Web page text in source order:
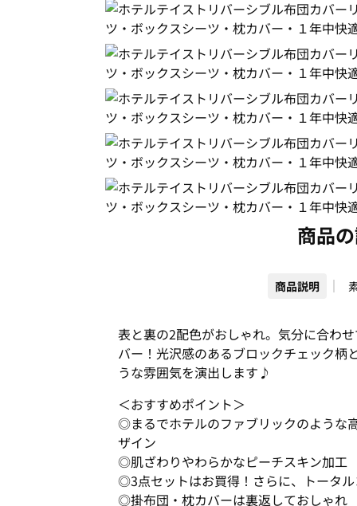
商品
商品説明
表と裏の2配色がおしゃれ。気分に合わ
バー！光沢感のあるブロックチェック柄
うな雰囲気を演出します♪
＜おすすめポイント＞
◎まるでホテルのファブリックのよう
ザイン
◎肌ざわりやわらかなピーチスキン加工
◎3点セットはお買得！さらに、トータ
◎掛布団・枕カバーは裏返しておしゃ